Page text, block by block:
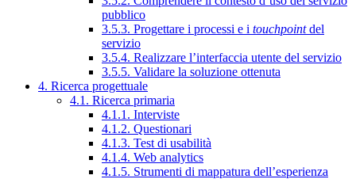
pubblico
3.5.3. Progettare i processi e i touchpointdel
servizio
3.5.4. Realizzare l’interfaccia utente del servizio
3.5.5. Validare la soluzione ottenuta
4. Ricerca progettuale
4.1. Ricerca primaria
4.1.1. Interviste
4.1.2. Questionari
4.1.3. Test di usabilità
4.1.4. Web analytics
4.1.5. Strumenti di mappatura dell’esperienza